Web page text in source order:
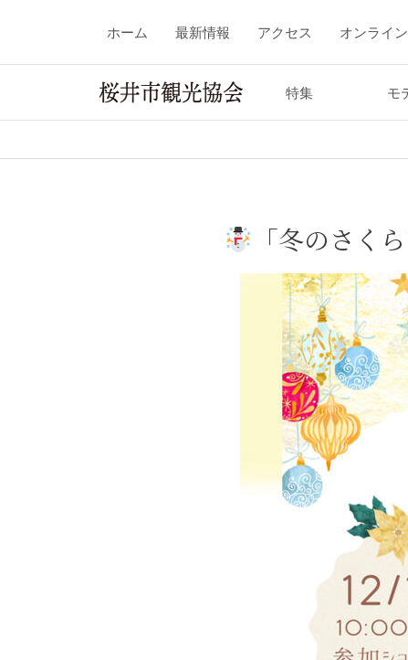
ホーム 最新情報 アクセス オンライ
特集 モ
「冬のさく